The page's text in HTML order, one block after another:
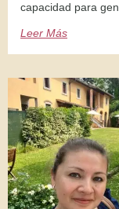
capacidad para
Leer Más